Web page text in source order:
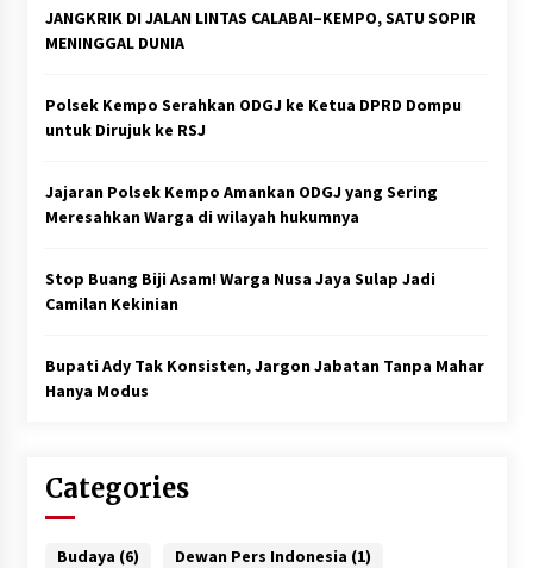
JANGKRIK DI JALAN LINTAS CALABAI–KEMPO, SATU SOPIR
MENINGGAL DUNIA
Polsek Kempo Serahkan ODGJ ke Ketua DPRD Dompu
untuk Dirujuk ke RSJ
Jajaran Polsek Kempo Amankan ODGJ yang Sering
Meresahkan Warga di wilayah hukumnya
Stop Buang Biji Asam! Warga Nusa Jaya Sulap Jadi
Camilan Kekinian
Bupati Ady Tak Konsisten, Jargon Jabatan Tanpa Mahar
Hanya Modus
Categories
Budaya (6) Dewan Pers Indonesia (1)